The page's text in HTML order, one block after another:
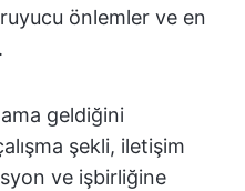
önlemler ve en
geldiğini
şekli, iletişim
ve işbirliğine